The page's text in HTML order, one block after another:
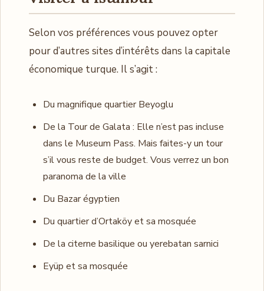
Selon vos préférences vous pouvez opter
pour d’autres sites d’intérêts dans la capitale
économique turque. Il s’agit :
Du magnifique quartier Beyoglu
De la Tour de Galata : Elle n’est pas incluse
dans le Museum Pass. Mais faites-y un tour
s’il vous reste de budget. Vous verrez un bon
paranoma de la ville
Du Bazar égyptien
Du quartier d’Ortaköy et sa mosquée
De la citerne basilique ou yerebatan sarnici
Eyüp et sa mosquée